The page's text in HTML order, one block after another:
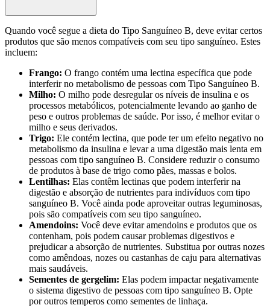
Quando você segue a dieta do Tipo Sanguíneo B, deve evitar certos
produtos que são menos compatíveis com seu tipo sanguíneo. Estes
incluem:
Frango: O frango contém uma lectina específica que pode
interferir no metabolismo de pessoas com Tipo Sanguíneo B.
Milho: O milho pode desregular os níveis de insulina e os
processos metabólicos, potencialmente levando ao ganho de
peso e outros problemas de saúde. Por isso, é melhor evitar o
milho e seus derivados.
Trigo: Ele contém lectina, que pode ter um efeito negativo no
metabolismo da insulina e levar a uma digestão mais lenta em
pessoas com tipo sanguíneo B. Considere reduzir o consumo
de produtos à base de trigo como pães, massas e bolos.
Lentilhas: Elas contêm lectinas que podem interferir na
digestão e absorção de nutrientes para indivíduos com tipo
sanguíneo B. Você ainda pode aproveitar outras leguminosas,
pois são compatíveis com seu tipo sanguíneo.
Amendoins: Você deve evitar amendoins e produtos que os
contenham, pois podem causar problemas digestivos e
prejudicar a absorção de nutrientes. Substitua por outras nozes
como amêndoas, nozes ou castanhas de caju para alternativas
mais saudáveis.
Sementes de gergelim: Elas podem impactar negativamente
o sistema digestivo de pessoas com tipo sanguíneo B. Opte
por outros temperos como sementes de linhaça.